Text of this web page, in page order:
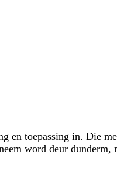
en toepassing in. Die
word deur